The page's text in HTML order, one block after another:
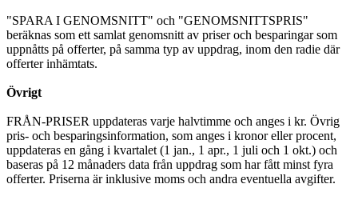
"SPARA I GENOMSNITT" och "GENOMSNITTSPRIS"
beräknas som ett samlat genomsnitt av priser och besparingar som
uppnåtts på offerter, på samma typ av uppdrag, inom den radie där
offerter inhämtats.
Övrigt
FRÅN-PRISER uppdateras varje halvtimme och anges i kr. Övrig
pris- och besparingsinformation, som anges i kronor eller procent,
uppdateras en gång i kvartalet (1 jan., 1 apr., 1 juli och 1 okt.) och
baseras på 12 månaders data från uppdrag som har fått minst fyra
offerter. Priserna är inklusive moms och andra eventuella avgifter.